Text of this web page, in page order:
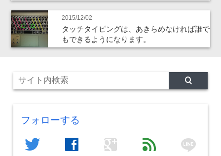
2015/12/02
タッチタイピングは、あきらめなければ誰で
もできるようになります。
フォローする
twitter facebook google feed line